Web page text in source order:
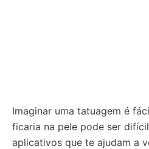
Imaginar uma tatuagem é
ficaria na pele pode ser
aplicativos que te ajudam a